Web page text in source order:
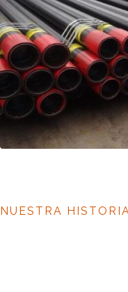
NUESTRA